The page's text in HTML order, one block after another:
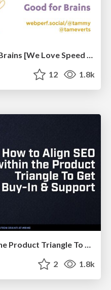
Performance Is Good for Brains [We Love Speed 2024]
12 1.8k
How to Align SEO within the Product Triangle To Get Buy-In & Support - #RIMC
2 1.8k